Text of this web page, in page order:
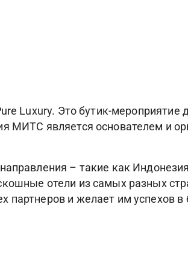
Luxury. Это бутик-
является основателем и
– такие как
отели из самых разных
и желает им успехов в